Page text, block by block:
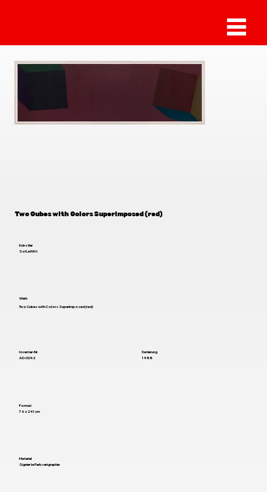
Two Cubes with Colors Superimposed (red)
Künstler
Sol LeWitt
Werk
Two Cubes with Colors Superimposed (red)
Inventar-Nr.
AD-0042
Datierung
1988
Format
76 x 241 cm
Material
Signierte Farbserigraphie